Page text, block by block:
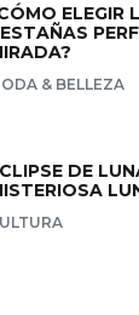
ELEGIR
& BELLEZA
DE